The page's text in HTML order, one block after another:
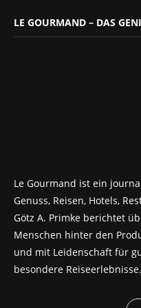
LE GOURMAND – DAS
Le Gourmand ist ein
Genuss, Reisen, Hotels,
Götz A. Primke berichtet
Menschen hinter den
und mit Leidenschaft für
besondere Reiseerlebnisse.